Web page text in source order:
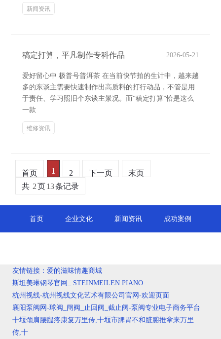
新闻资讯
稿定打算，平凡制作专科作品 2026-05-21
爱好留心中 极普号普洱茶 在当前快节拍的生计中，越来越
多的东谈主需要快速制作出高质料的打行动品，不管是用
于责任、学习照旧个东谈主景况。而“稿定打算”恰是这么
一款
维修资讯
首页 1 2 下一页
末页
共 2页13条记录
首页 企业文化 新闻资讯 成功案例
友情链接：爱的滋味情趣商城
斯坦美琳钢琴官网_ STEINMEILEN PIANO
杭州视线-杭州视线文化艺术有限公司官网-欢迎页面
襄阳泵阀网-球阀_闸阀_止回阀_截止阀-泵阀专业电子商务平台
十堰颈肩腰腿疼康复万里传,十堰市脾胃不和脏腑推拿来万里
传,十